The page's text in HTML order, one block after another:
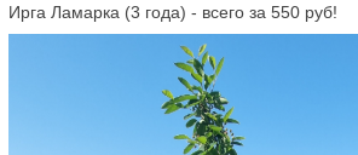
Ирга Ламарка (3 года) - всего за 550 руб!